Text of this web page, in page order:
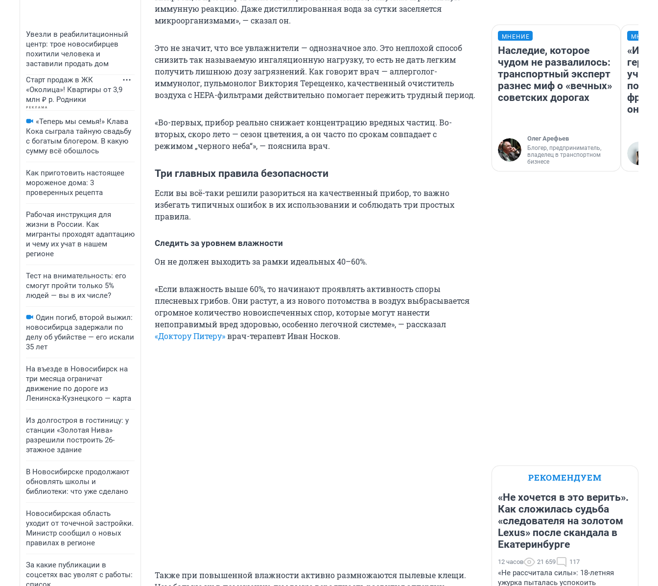
Увезли в реабилитационный
центр: трое новосибирцев
похитили человека и
заставили продать дом
Старт продаж в ЖК
«Околица»! Квартиры от 3,9
млн ₽ р. Родники
«Теперь мы семья!» Клава
Кока сыграла тайную свадьбу
с богатым блогером. В какую
сумму всё обошлось
Как приготовить настоящее
мороженое дома: 3
проверенных рецепта
Рабочая инструкция для
жизни в России. Как
мигранты проходят адаптацию
и чему их учат в нашем
регионе
Тест на внимательность: его
смогут пройти только 5%
людей — вы в их числе?
Один погиб, второй выжил:
новосибирца задержали по
делу об убийстве — его искали
35 лет
На въезде в Новосибирск на
три месяца ограничат
движение по дороге из
Ленинска-Кузнецкого — карта
Из долгостроя в гостиницу: у
станции «Золотая Нива»
разрешили построить 26-
этажное здание
В Новосибирске продолжают
обновлять школы и
библиотеки: что уже сделано
Новосибирская область
уходит от точечной застройки.
Министр сообщил о новых
правилах в регионе
За какие публикации в
соцсетях вас уволят с работы:
иммунную реакцию. Даже дистиллированная вода за сутки заселяется
микроорганизмами», — сказал он.
Это не значит, что все увлажнители — однозначное зло. Это неплохой способ
снизить так называемую ингаляционную нагрузку, то есть не дать легким
получить лишнюю дозу загрязнений. Как говорит врач — аллерголог-
иммунолог, пульмонолог Виктория Терещенко, качественный очиститель
воздуха с HEPA-фильтрами действительно помогает пережить трудный период.
«Во-первых, прибор реально снижает концентрацию вредных частиц. Во-
вторых, скоро лето — сезон цветения, а он часто по срокам совпадает с
режимом „черного неба“», — пояснила врач.
Три главных правила безопасности
Если вы всё-таки решили разориться на качественный прибор, то важно
избегать типичных ошибок в их использовании и соблюдать три простых
правила.
Следить за уровнем влажности
Он не должен выходить за рамки идеальных 40–60%.
«Если влажность выше 60%, то начинают проявлять активность споры
плесневых грибов. Они растут, а из нового потомства в воздух выбрасывается
огромное количество новоиспеченных спор, которые могут нанести
непоправимый вред здоровью, особенно легочной системе», — рассказал
«Доктору Питеру»врач-терапевт Иван Носков.
Также при повышенной влажности активно размножаются пылевые клещи.
МНЕНИЕ
Наследие, которое
чудом не развалилось:
транспортный эксперт
разнес миф о «вечных»
советских дорогах
Олег Арефьев
Блогер, предприниматель,
владелец в транспортном
бизнесе
учит
она
РЕКОМЕНДУЕМ
«Не хочется в это верить».
Как сложилась судьба
«следователя на золотом
Lexus» после скандала в
Екатеринбурге
12 часов 21 659 117
«Не рассчитала силы»: 18-летняя
ужурка пыталась успокоить